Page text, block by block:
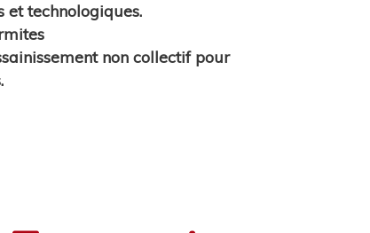
et technologiques.
non collectif pour